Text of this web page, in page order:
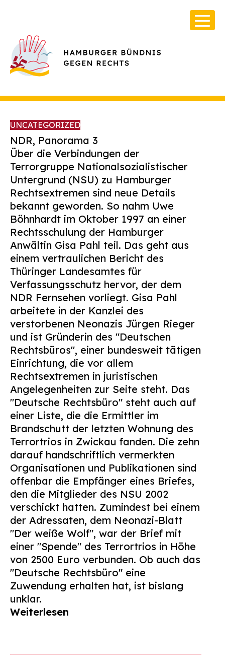
Über Uns
Infos & Broschüren
Archiv
Kontakt
Suchen
nach:
UNCATEGORIZED
NDR, Panorama 3
Über die Verbindungen der
Terrorgruppe Nationalsozialistischer
Untergrund (NSU) zu Hamburger
Rechtsextremen sind neue Details
bekannt geworden. So nahm Uwe
Böhnhardt im Oktober 1997 an einer
Rechtsschulung der Hamburger
Anwältin Gisa Pahl teil. Das geht aus
einem vertraulichen Bericht des
Thüringer Landesamtes für
Verfassungsschutz hervor, der dem
NDR Fernsehen vorliegt. Gisa Pahl
arbeitete in der Kanzlei des
verstorbenen Neonazis Jürgen Rieger
und ist Gründerin des "Deutschen
Rechtsbüros", einer bundesweit tätigen
Einrichtung, die vor allem
Rechtsextremen in juristischen
Angelegenheiten zur Seite steht. Das
"Deutsche Rechtsbüro" steht auch auf
einer Liste, die die Ermittler im
Brandschutt der letzten Wohnung des
Terrortrios in Zwickau fanden. Die zehn
darauf handschriftlich vermerkten
Organisationen und Publikationen sind
offenbar die Empfänger eines Briefes,
den die Mitglieder des NSU 2002
verschickt hatten. Zumindest bei einem
der Adressaten, dem Neonazi-Blatt
"Der weiße Wolf", war der Brief mit
einer "Spende" des Terrortrios in Höhe
von 2500 Euro verbunden. Ob auch das
"Deutsche Rechtsbüro" eine
Zuwendung erhalten hat, ist bislang
unklar.
Weiterlesen